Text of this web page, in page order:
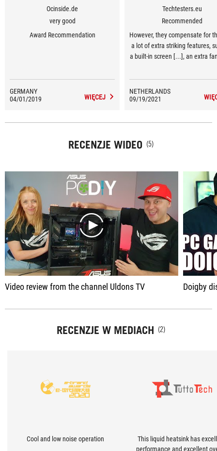
Ocinside.de
very good
Award Recommendation
GERMANY
04/01/2019
WIĘCEJ
Techtesters.eu
Recommended
However, they compensate for
a lot of extra striking features,
a built-in screen [...], an extra
choice for premium Noctua
NETHERLANDS
09/19/2021
RECENZJE WIDEO (5)
play
Video review from the channel Uldons TV Doigby
RECENZJE W MEDIACH (2)
Cool and low noise operation
This liquid heatsink has
performance and excellent